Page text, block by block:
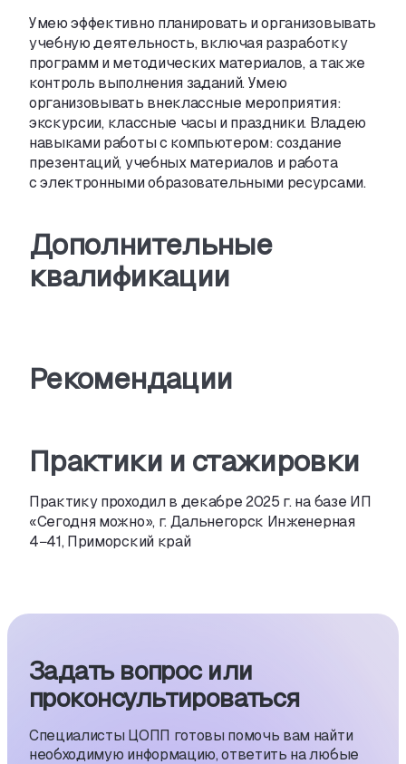
Умею эффективно планировать и организовывать
учебную деятельность, включая разработку
программ и методических материалов, а также
контроль выполнения заданий. Умею
организовывать внеклассные мероприятия:
экскурсии, классные часы и праздники. Владею
навыками работы с компьютером: создание
презентаций, учебных материалов и работа
с электронными образовательными ресурсами.
Дополнительные
квалификации
Рекомендации
Практики и стажировки
Практику проходил в декабре 2025 г. на базе ИП
«Сегодня можно», г. Дальнегорск Инженерная
4−41, Приморский край
Задать вопрос или
проконсуль­тиро­ваться
Специалисты ЦОПП готовы помочь вам найти
необходимую информацию, ответить на любые